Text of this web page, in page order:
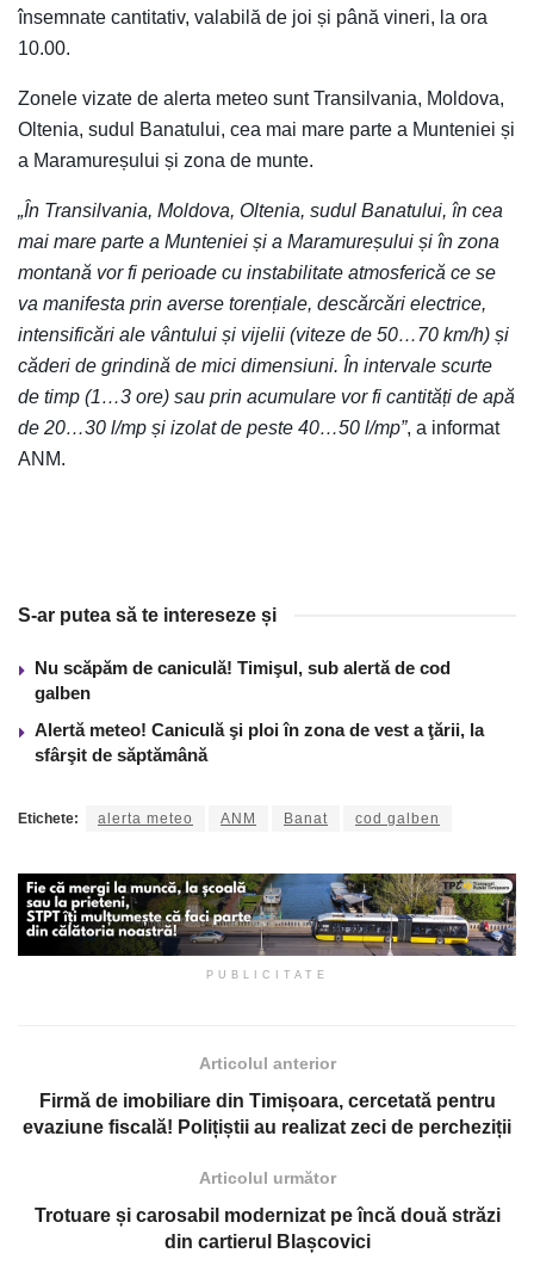
însemnate cantitativ, valabilă de joi și până vineri, la ora
10.00.
Zonele vizate de alerta meteo sunt Transilvania, Moldova,
Oltenia, sudul Banatului, cea mai mare parte a Munteniei și
a Maramureșului și zona de munte.
„În Transilvania, Moldova, Oltenia, sudul Banatului, în cea
mai mare parte a Munteniei și a Maramureșului și în zona
montană vor fi perioade cu instabilitate atmosferică ce se
va manifesta prin averse torențiale, descărcări electrice,
intensificări ale vântului și vijelii (viteze de 50…70 km/h) și
căderi de grindină de mici dimensiuni. În intervale scurte
de timp (1…3 ore) sau prin acumulare vor fi cantități de apă
de 20…30 l/mp și izolat de peste 40…50 l/mp”, a informat
ANM.
S-ar putea să te intereseze și
Nu scăpăm de caniculă! Timişul, sub alertă de cod
galben
Alertă meteo! Caniculă şi ploi în zona de vest a ţării, la
sfârşit de săptămână
Etichete: alerta meteo ANM Banat cod galben
PUBLICITATE
Articolul anterior
Firmă de imobiliare din Timișoara, cercetată pentru
evaziune fiscală! Polițiștii au realizat zeci de percheziții
Articolul următor
Trotuare și carosabil modernizat pe încă două străzi
din cartierul Blașcovici